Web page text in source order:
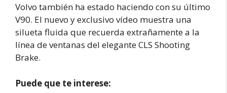
Volvo también ha estado haciendo con su último
V90. El nuevo y exclusivo vídeo muestra una
silueta fluida que recuerda extrañamente a la
línea de ventanas del elegante CLS Shooting
Brake.
Puede que te interese: